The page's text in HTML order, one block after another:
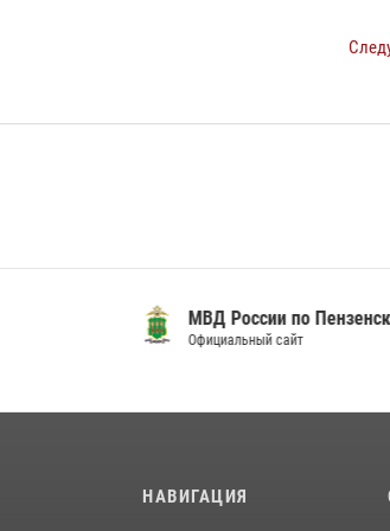
МВД России по
Официальный сайт
НАВИГАЦИЯ